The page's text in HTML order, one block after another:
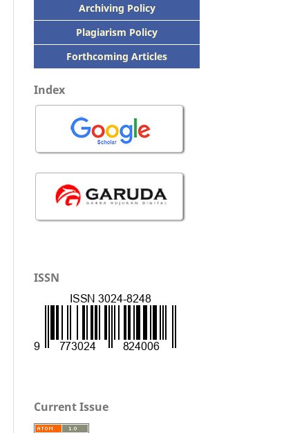
Archiving Policy
Plagiarism Policy
Forthcoming Articles
Index
ISSN
Current Issue